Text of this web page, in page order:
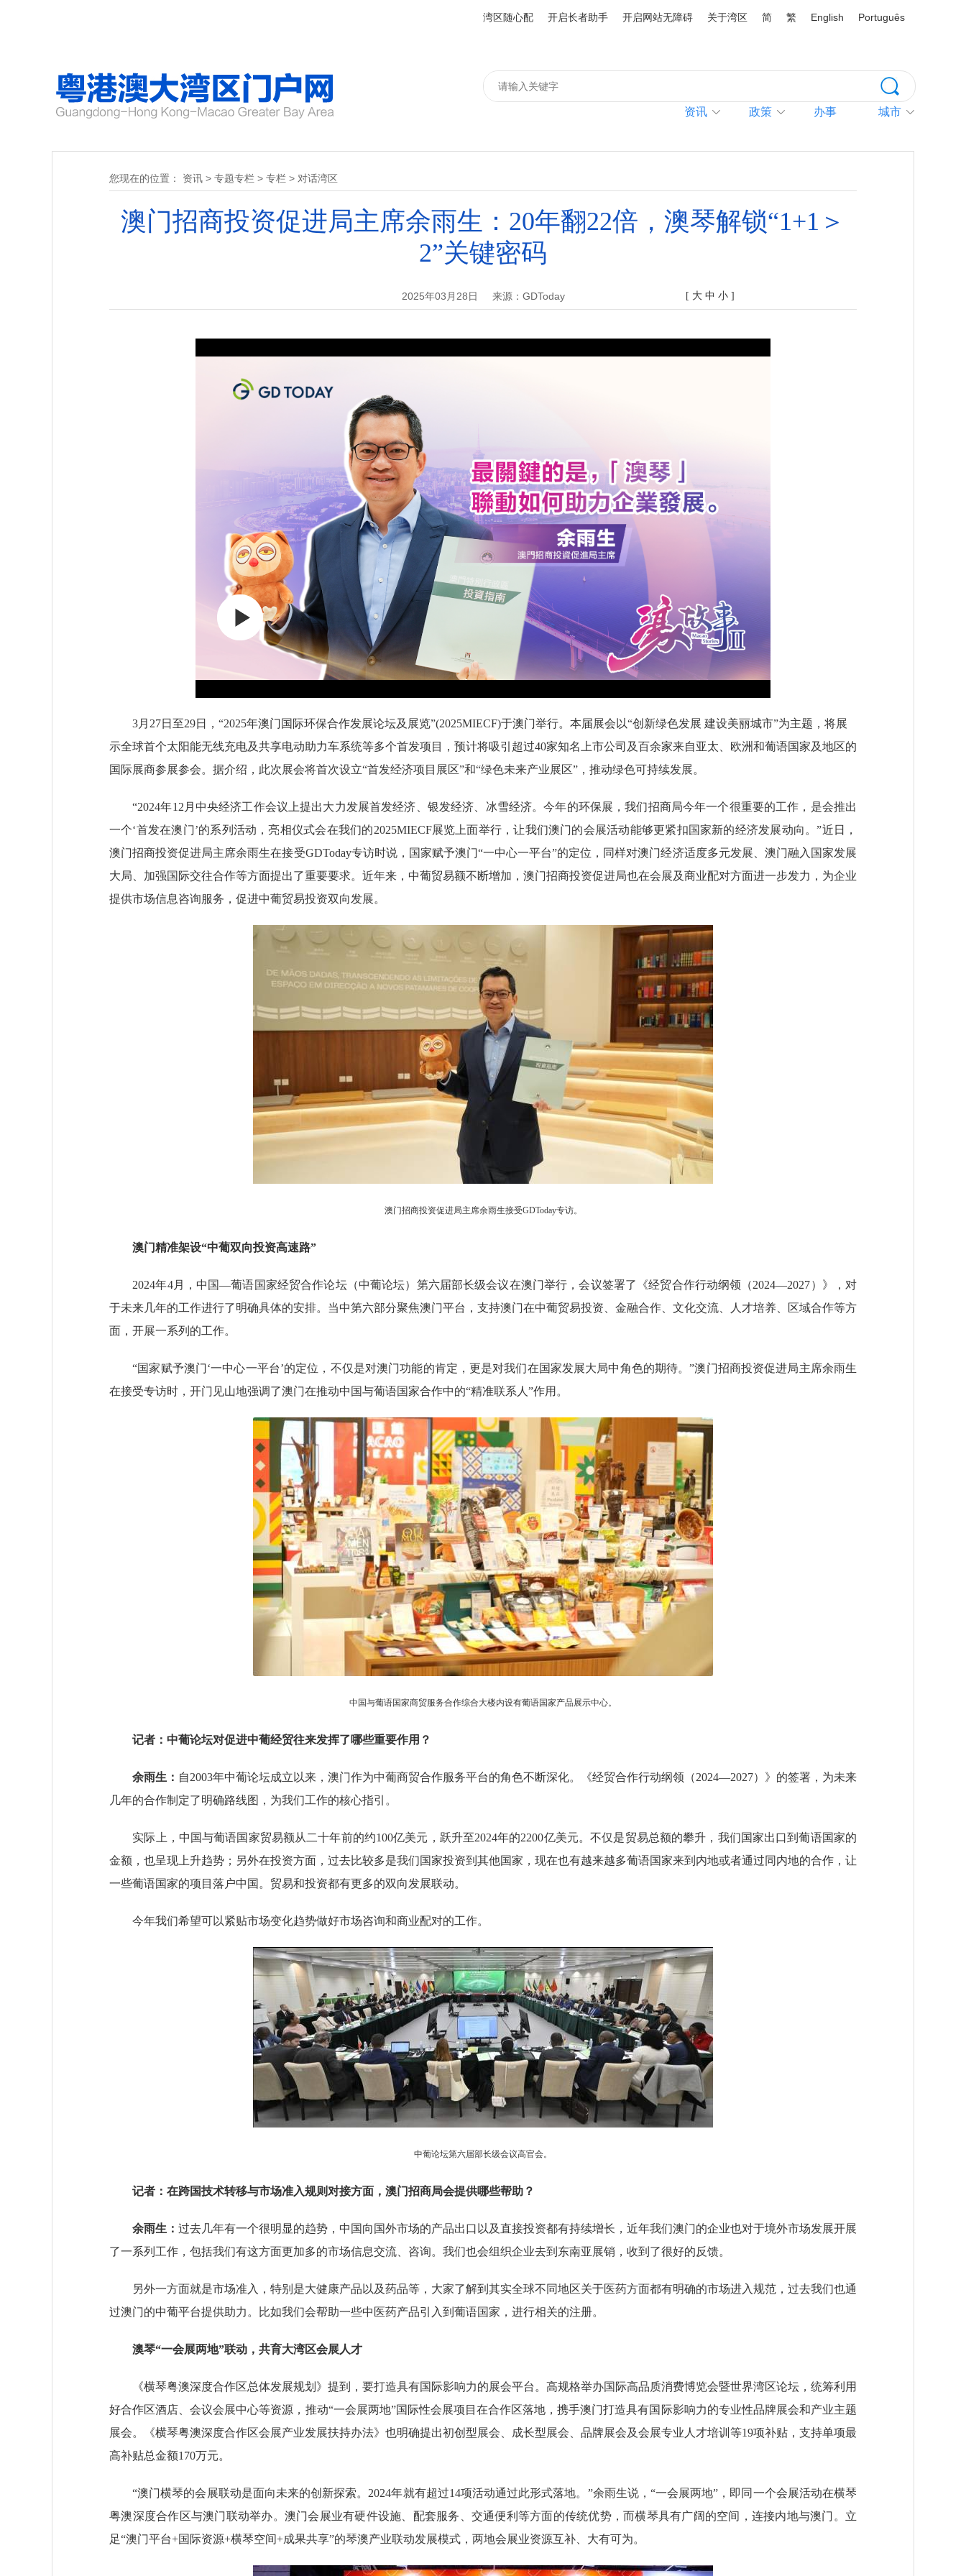
湾区随心配 开启长者助手 开启网站无障碍 关于湾区 简 繁 English Português
资讯 政策 办事 城市
您现在的位置： 资讯 > 专题专栏 > 专栏 > 对话湾区
澳门招商投资促进局主席余雨生：20年翻22倍，澳琴解锁“1+1＞
2”关键密码
2025年03月28日 来源：GDToday [ 大 中 小 ]
3月27日至29日，“2025年澳门国际环保合作发展论坛及展览”(2025MIECF)于澳门举行。本届展会以“创新绿色发展 建设美丽城市”为主题，将展
示全球首个太阳能无线充电及共享电动助力车系统等多个首发项目，预计将吸引超过40家知名上市公司及百余家来自亚太、欧洲和葡语国家及地区的
国际展商参展参会。据介绍，此次展会将首次设立“首发经济项目展区”和“绿色未来产业展区”，推动绿色可持续发展。
“2024年12月中央经济工作会议上提出大力发展首发经济、银发经济、冰雪经济。今年的环保展，我们招商局今年一个很重要的工作，是会推出
一个‘首发在澳门’的系列活动，亮相仪式会在我们的2025MIECF展览上面举行，让我们澳门的会展活动能够更紧扣国家新的经济发展动向。”近日，
澳门招商投资促进局主席余雨生在接受GDToday专访时说，国家赋予澳门“一中心一平台”的定位，同样对澳门经济适度多元发展、澳门融入国家发展
大局、加强国际交往合作等方面提出了重要要求。近年来，中葡贸易额不断增加，澳门招商投资促进局也在会展及商业配对方面进一步发力，为企业
提供市场信息咨询服务，促进中葡贸易投资双向发展。
澳门招商投资促进局主席余雨生接受GDToday专访。
澳门精准架设“中葡双向投资高速路”
2024年4月，中国—葡语国家经贸合作论坛（中葡论坛）第六届部长级会议在澳门举行，会议签署了《经贸合作行动纲领（2024—2027）》，对
于未来几年的工作进行了明确具体的安排。当中第六部分聚焦澳门平台，支持澳门在中葡贸易投资、金融合作、文化交流、人才培养、区域合作等方
面，开展一系列的工作。
“国家赋予澳门‘一中心一平台’的定位，不仅是对澳门功能的肯定，更是对我们在国家发展大局中角色的期待。”澳门招商投资促进局主席余雨生
在接受专访时，开门见山地强调了澳门在推动中国与葡语国家合作中的“精准联系人”作用。
中国与葡语国家商贸服务合作综合大楼内设有葡语国家产品展示中心。
记者：中葡论坛对促进中葡经贸往来发挥了哪些重要作用？
余雨生： 自2003年中葡论坛成立以来，澳门作为中葡商贸合作服务平台的角色不断深化。《经贸合作行动纲领（2024—2027）》的签署，为未来
几年的合作制定了明确路线图，为我们工作的核心指引。
实际上，中国与葡语国家贸易额从二十年前的约100亿美元，跃升至2024年的2200亿美元。不仅是贸易总额的攀升，我们国家出口到葡语国家的
金额，也呈现上升趋势；另外在投资方面，过去比较多是我们国家投资到其他国家，现在也有越来越多葡语国家来到内地或者通过同内地的合作，让
一些葡语国家的项目落户中国。贸易和投资都有更多的双向发展联动。
今年我们希望可以紧贴市场变化趋势做好市场咨询和商业配对的工作。
中葡论坛第六届部长级会议高官会。
记者：在跨国技术转移与市场准入规则对接方面，澳门招商局会提供哪些帮助？
余雨生： 过去几年有一个很明显的趋势，中国向国外市场的产品出口以及直接投资都有持续增长，近年我们澳门的企业也对于境外市场发展开展
了一系列工作，包括我们有这方面更加多的市场信息交流、咨询。我们也会组织企业去到东南亚展销，收到了很好的反馈。
另外一方面就是市场准入，特别是大健康产品以及药品等，大家了解到其实全球不同地区关于医药方面都有明确的市场进入规范，过去我们也通
过澳门的中葡平台提供助力。比如我们会帮助一些中医药产品引入到葡语国家，进行相关的注册。
澳琴“一会展两地”联动，共育大湾区会展人才
《横琴粤澳深度合作区总体发展规划》提到，要打造具有国际影响力的展会平台。高规格举办国际高品质消费博览会暨世界湾区论坛，统筹利用
好合作区酒店、会议会展中心等资源，推动“一会展两地”国际性会展项目在合作区落地，携手澳门打造具有国际影响力的专业性品牌展会和产业主题
展会。《横琴粤澳深度合作区会展产业发展扶持办法》也明确提出初创型展会、成长型展会、品牌展会及会展专业人才培训等19项补贴，支持单项最
高补贴总金额170万元。
“澳门横琴的会展联动是面向未来的创新探索。2024年就有超过14项活动通过此形式落地。”余雨生说，“一会展两地”，即同一个会展活动在横琴
粤澳深度合作区与澳门联动举办。澳门会展业有硬件设施、配套服务、交通便利等方面的传统优势，而横琴具有广阔的空间，连接内地与澳门。立
足“澳门平台+国际资源+横琴空间+成果共享”的琴澳产业联动发展模式，两地会展业资源互补、大有可为。